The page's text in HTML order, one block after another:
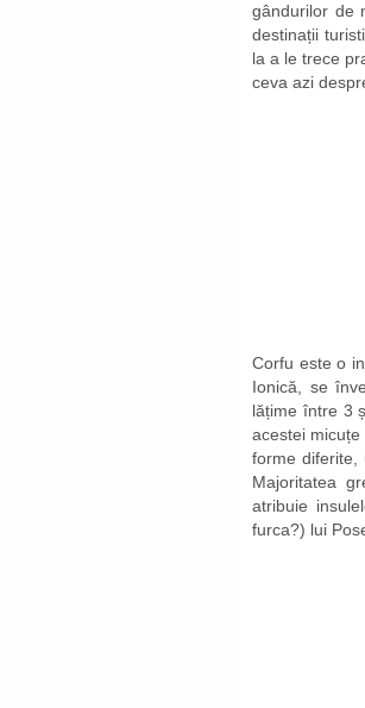
gândurilor de
destinații
la a le trece
ceva azi
Corfu este o
Ionică, se
lățime între 3
acestei
forme diferite,
Majoritatea
atribuie
furca?) lui